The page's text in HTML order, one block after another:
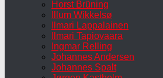
Horst Brüning
Illum Wikkelsø
Ilmari Lappalainen
Ilmari Tapiovaara
Ingmar Relling
Johannes Andersen
Johannes Spalt